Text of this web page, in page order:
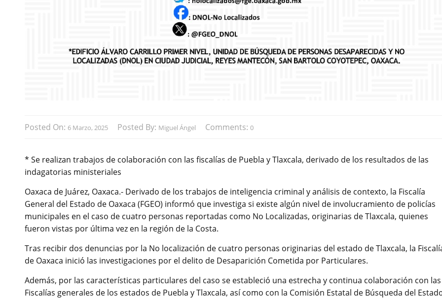
Posted On: 6 Marzo, 2025 Posted By: Miguel Ángel Comments: 0
* Se realizan trabajos de colaboración con las fiscalías de Puebla y Tlaxcala, derivado de los resultados de las
indagatorias ministeriales
Oaxaca de Juárez, Oaxaca.- Derivado de los trabajos de inteligencia criminal y análisis de contexto, la Fiscalía
General del Estado de Oaxaca (FGEO) informó que investiga si existe algún nivel de involucramiento de policías
municipales en el caso de cuatro personas reportadas como No Localizadas, originarias de Tlaxcala, quienes
fueron vistas por última vez en la región de la Costa.
Tras recibir dos denuncias por la No localización de cuatro personas originarias del estado de Tlaxcala, la
de Oaxaca inició las investigaciones por el delito de Desaparición Cometida por Particulares.
Además, por las características particulares del caso se estableció una estrecha y continua colaboración con las
Fiscalías generales de los estados de Puebla y Tlaxcala, así como con la Comisión Estatal de Búsqueda del